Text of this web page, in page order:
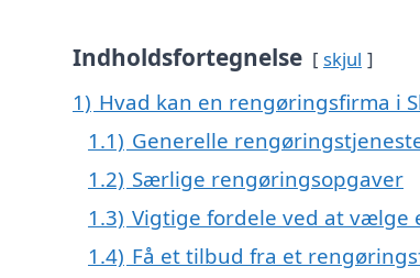
Indholdsfortegnelse skjul
1) Hvad kan en rengøringsfirma i
1.1) Generelle
1.2) Særlige rengøringsopgaver
1.3) Vigtige fordele ved at vælge
1.4) Få et tilbud fra et